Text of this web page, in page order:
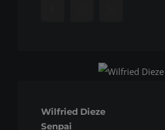
Wilfried Dieze
Senpai